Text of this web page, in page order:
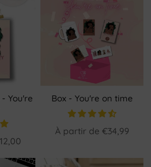
You're
Box - You're on time
À partir de €34,99